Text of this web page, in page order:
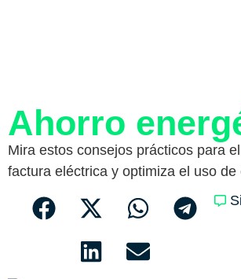
Ahorro
Mira estos consejos prácticos para
factura eléctrica y optimiza el uso